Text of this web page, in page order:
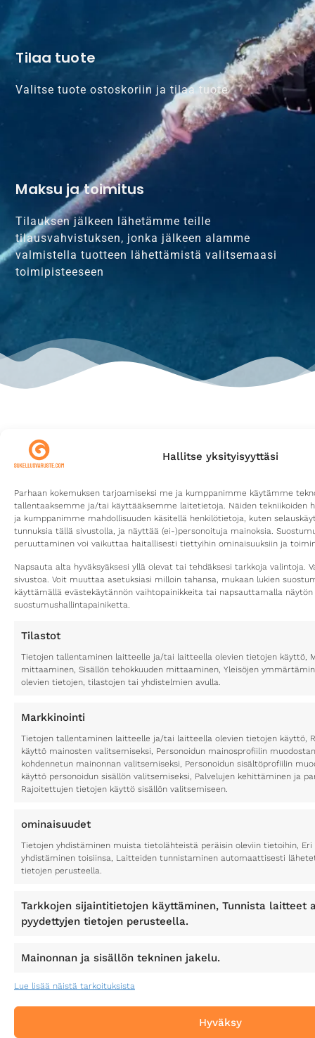
Hallitse yksityisyyttäsi
Parhaan kokemuksen tarjoamiseksi me ja kumppanimme käytämme
tallentaaksemme ja/tai käyttääksemme laitetietoja. Näiden tekniikoiden
ja kumppanimme mahdollisuuden käsitellä henkilötietoja, kuten
tunnuksia tällä sivustolla, ja näyttää (ei-)personoituja mainoksia.
peruuttaminen voi vaikuttaa haitallisesti tiettyihin ominaisuuksiin ja
Napsauta alta hyväksyäksesi yllä olevat tai tehdäksesi tarkkoja valintoja.
sivustoa. Voit muuttaa asetuksiasi milloin tahansa, mukaan lukien
käyttämällä evästekäytännön vaihtopainikkeita tai napsauttamalla näytön
suostumushallintapainiketta.
Tilastot
Tietojen tallentaminen laitteelle ja/tai laitteella olevien tietojen käyttö,
mittaaminen, Sisällön tehokkuuden mittaaminen, Yleisöjen
olevien tietojen, tilastojen tai yhdistelmien avulla.
Markkinointi
Tietojen tallentaminen laitteelle ja/tai laitteella olevien tietojen käyttö,
käyttö mainosten valitsemiseksi, Personoidun mainosprofiilin
kohdennetun mainonnan valitsemiseksi, Personoidun sisältöprofiilin
käyttö personoidun sisällön valitsemiseksi, Palvelujen kehittäminen ja
Rajoitettujen tietojen käyttö sisällön valitsemiseen.
ominaisuudet
Tietojen yhdistäminen muista tietolähteistä peräisin oleviin tietoihin,
yhdistäminen toisiinsa, Laitteiden tunnistaminen automaattisesti
tietojen perusteella.
Tarkkojen sijaintitietojen käyttäminen, Tunnista laitteet
pyydettyjen tietojen perusteella.
Mainonnan ja sisällön tekninen jakelu.
Lue lisää näistä tarkoituksista
Hyväksy
Tilaa tuote
Valitse tuote ostoskoriin ja tilaa tuote
Maksu ja toimitus
Tilauksen jälkeen lähetämme teille
tilausvahvistuksen, jonka jälkeen alamme
valmistella tuotteen lähettämistä valitsemaasi
toimipisteeseen
Laadukkaat sukellusvarusteet luotettavilta valmistajilta
6
Sukellusvaruste.com